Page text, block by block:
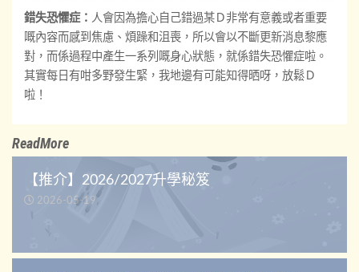
錯失恐懼症： 人會因為擔心自己錯過某Ｄ非常有意義或者重要
嘅內容而感到焦慮、煩躁和沮喪，所以會以不斷更新消息黎應
對，而係過程中產生一系列嘅身心狀態，就係錯失恐懼症啦。
其實每日有咁多野發生緊，我地邊有可能知得晒呀，放鬆Ｄ
啦！
ReadMore
【推介】2026/2027升學秘笈
2026-05-19